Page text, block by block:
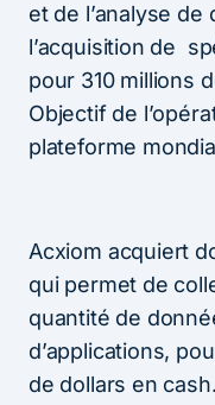
et de l’analyse de
l’acquisition de
pour 310 millions
Objectif de
plateforme
Acxiom acquiert
qui permet de
quantité de
d’applications,
de dollars en cash.